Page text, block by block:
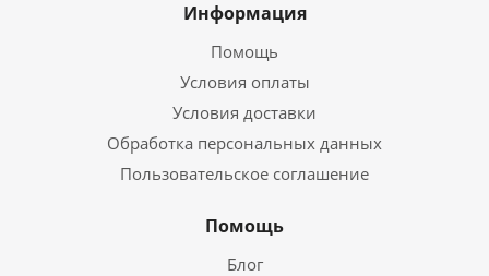
Информация
Помощь
Условия оплаты
Условия доставки
Обработка персональных данных
Пользовательское соглашение
Помощь
Блог